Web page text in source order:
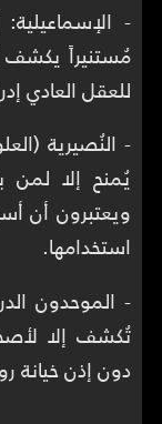
-
مُستنيراً يكشف
للعقل العادي
- النُصيرية
يُمنح إلا لمن
ويعتبرون أن
استخدامها.
- الموحدون
تُكشف إلا
دون إذن خيانة